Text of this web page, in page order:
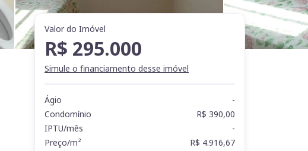
Valor do Imóvel
R$ 295.000
Simule o financiamento desse imóvel
Ágio
-
Condomínio
R$ 390,00
IPTU/mês
-
Preço/m²
R$ 4.916,67